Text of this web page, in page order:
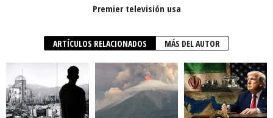
Premier televisión usa
ARTÍCULOS RELACIONADOS MÁS DEL AUTOR